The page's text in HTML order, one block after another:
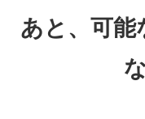
あと、可能